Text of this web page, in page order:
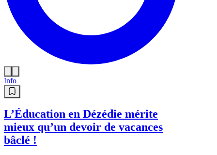
Info
L’Éducation en Dézédie mérite
mieux qu’un devoir de vacances
bâclé !